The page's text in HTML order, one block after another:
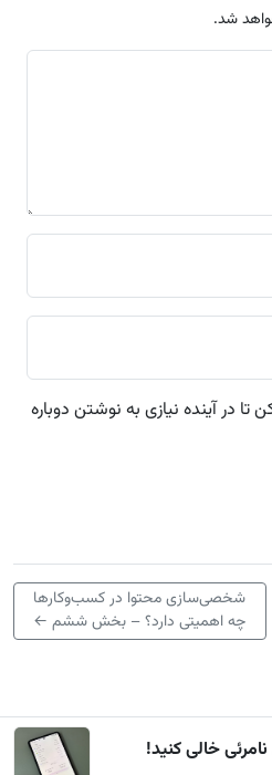
شد.
تا در آینده نیازی به نوشتن دوباره
شخصی‌سازی محتوا در کسب‌وکارها
چه اهمیتی دارد؟ – بخش ششم ←
خالی کنید!